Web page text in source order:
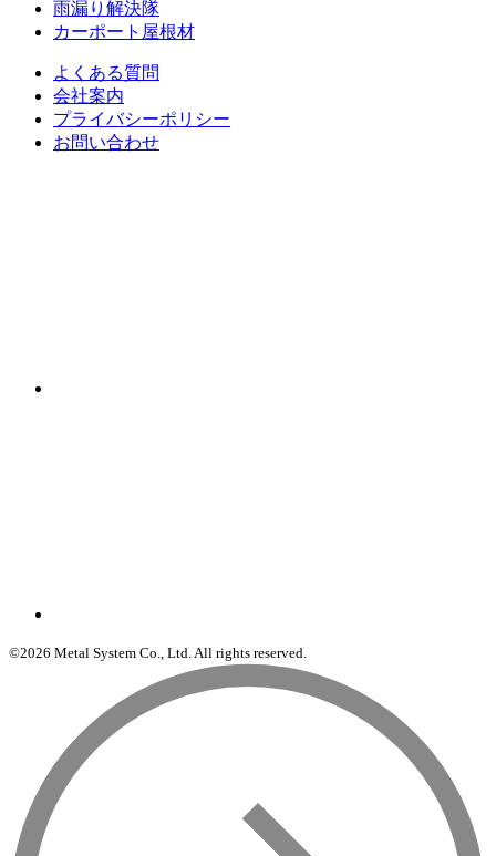
雨漏り解決隊
カーポート屋根材
よくある質問
会社案内
プライバシーポリシー
お問い合わせ
©2026 Metal System Co., Ltd. All rights reserved.